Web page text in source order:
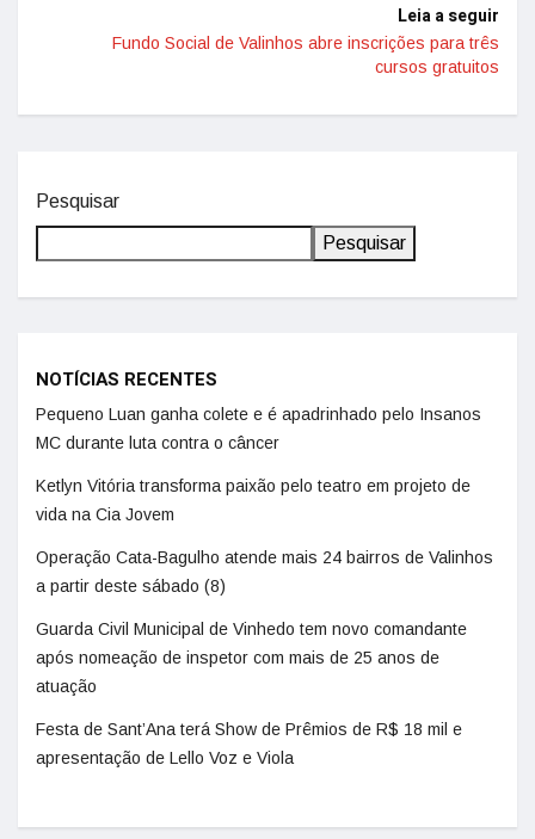
Leia a seguir
Fundo Social de Valinhos abre inscrições para três
cursos gratuitos
Pesquisar
Pesquisar
NOTÍCIAS RECENTES
Pequeno Luan ganha colete e é apadrinhado pelo Insanos
MC durante luta contra o câncer
Ketlyn Vitória transforma paixão pelo teatro em projeto de
vida na Cia Jovem
Operação Cata-Bagulho atende mais 24 bairros de Valinhos
a partir deste sábado (8)
Guarda Civil Municipal de Vinhedo tem novo comandante
após nomeação de inspetor com mais de 25 anos de
atuação
Festa de Sant’Ana terá Show de Prêmios de R$ 18 mil e
apresentação de Lello Voz e Viola